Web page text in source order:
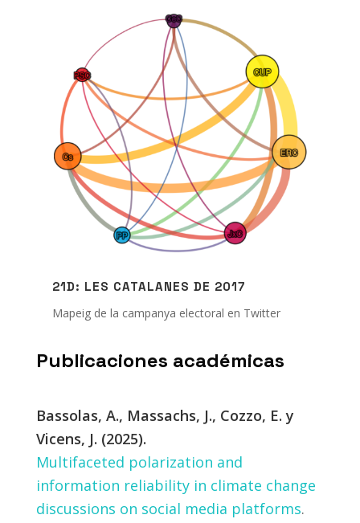
21D: LES CATALANES DE 2017
Mapeig de la campanya electoral en Twitter
Publicaciones académicas
Bassolas, A., Massachs, J., Cozzo, E. y
Vicens, J. (2025).
Multifaceted polarization and
information reliability in climate change
discussions on social media platforms.